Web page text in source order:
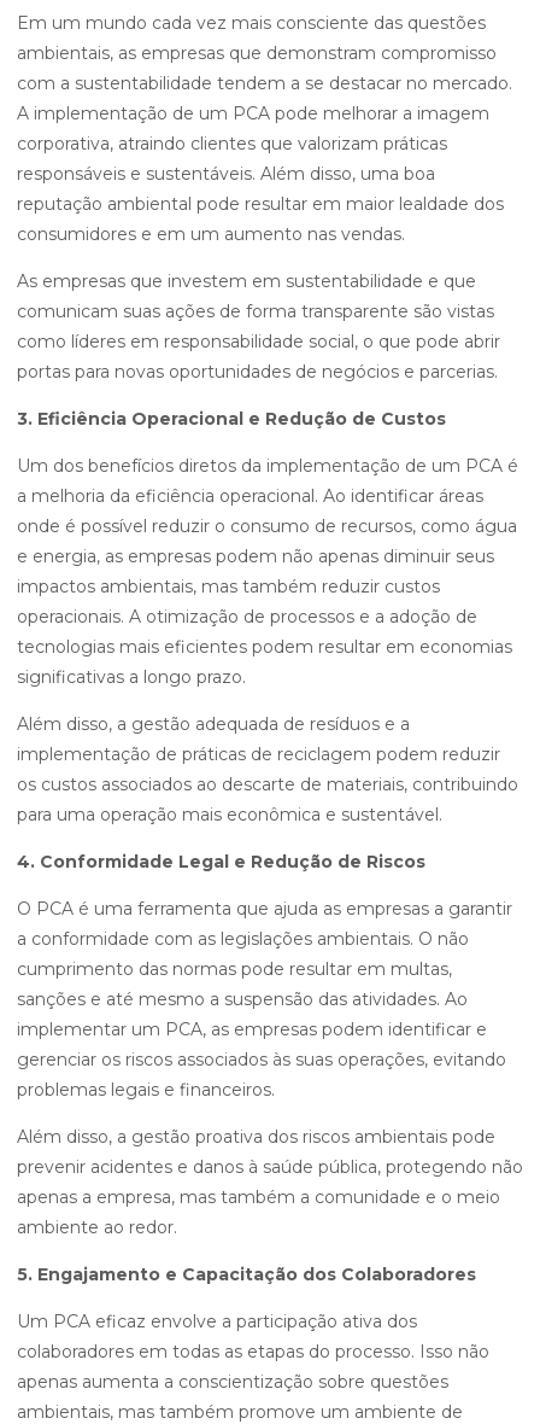
Em um mundo cada vez mais consciente das questões
ambientais, as empresas que demonstram compromisso
com a sustentabilidade tendem a se destacar no mercado.
A implementação de um PCA pode melhorar a imagem
corporativa, atraindo clientes que valorizam práticas
responsáveis e sustentáveis. Além disso, uma boa
reputação ambiental pode resultar em maior lealdade dos
consumidores e em um aumento nas vendas.
As empresas que investem em sustentabilidade e que
comunicam suas ações de forma transparente são vistas
como líderes em responsabilidade social, o que pode abrir
portas para novas oportunidades de negócios e parcerias.
3. Eficiência Operacional e Redução de Custos
Um dos benefícios diretos da implementação de um PCA é
a melhoria da eficiência operacional. Ao identificar áreas
onde é possível reduzir o consumo de recursos, como água
e energia, as empresas podem não apenas diminuir seus
impactos ambientais, mas também reduzir custos
operacionais. A otimização de processos e a adoção de
tecnologias mais eficientes podem resultar em economias
significativas a longo prazo.
Além disso, a gestão adequada de resíduos e a
implementação de práticas de reciclagem podem reduzir
os custos associados ao descarte de materiais, contribuindo
para uma operação mais econômica e sustentável.
4. Conformidade Legal e Redução de Riscos
O PCA é uma ferramenta que ajuda as empresas a garantir
a conformidade com as legislações ambientais. O não
cumprimento das normas pode resultar em multas,
sanções e até mesmo a suspensão das atividades. Ao
implementar um PCA, as empresas podem identificar e
gerenciar os riscos associados às suas operações, evitando
problemas legais e financeiros.
Além disso, a gestão proativa dos riscos ambientais pode
prevenir acidentes e danos à saúde pública, protegendo não
apenas a empresa, mas também a comunidade e o meio
ambiente ao redor.
5. Engajamento e Capacitação dos Colaboradores
Um PCA eficaz envolve a participação ativa dos
colaboradores em todas as etapas do processo. Isso não
apenas aumenta a conscientização sobre questões
ambientais, mas também promove um ambiente de